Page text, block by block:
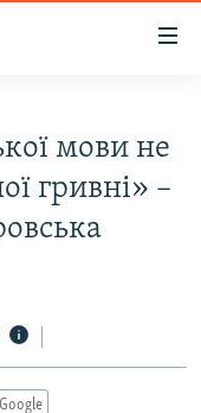
мови не
гривні» –